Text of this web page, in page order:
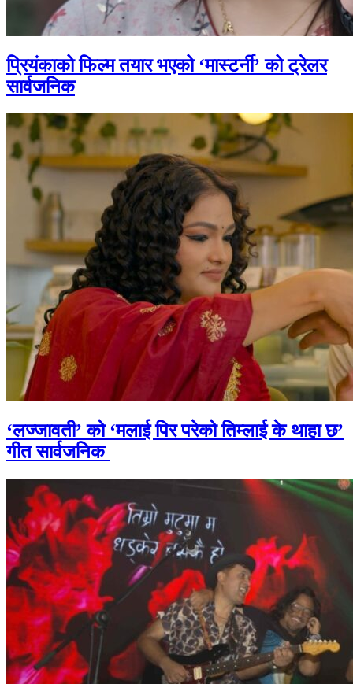
प्रियंकाको फिल्म तयार भएको ‘मास्टर्नी’ को ट्रेलर
सार्वजनिक
‘लज्जावती’ को ‘मलाई पिर परेको तिम्लाई के थाहा छ’
गीत सार्वजनिक